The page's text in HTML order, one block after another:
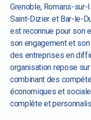
Grenoble, Romans-sur-
Saint-Dizier et Bar-le-
est reconnue pour son
son engagement et
des entreprises en
organisation repose
combinant des
économiques et
complète et